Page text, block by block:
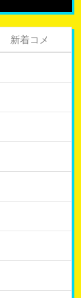
新着コメ